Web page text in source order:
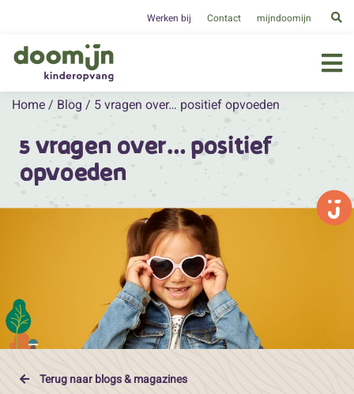
Werken bij Contact mijndoomijn
Home / Blog / 5 vragen over… positief opvoeden
5 vragen over… positief
opvoeden
Terug naar blogs & magazines